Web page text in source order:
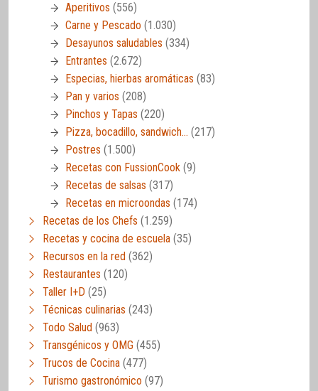
Aperitivos (556)
Carne y Pescado (1.030)
Desayunos saludables (334)
Entrantes (2.672)
Especias, hierbas aromáticas (83)
Pan y varios (208)
Pinchos y Tapas (220)
Pizza, bocadillo, sandwich… (217)
Postres (1.500)
Recetas con FussionCook (9)
Recetas de salsas (317)
Recetas en microondas (174)
Recetas de los Chefs (1.259)
Recetas y cocina de escuela (35)
Recursos en la red (362)
Restaurantes (120)
Taller I+D (25)
Técnicas culinarias (243)
Todo Salud (963)
Transgénicos y OMG (455)
Trucos de Cocina (477)
Turismo gastronómico (97)